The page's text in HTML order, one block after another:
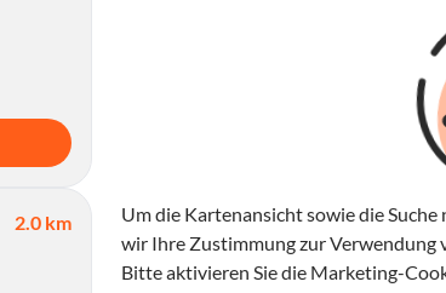
2.0 km
Um die Kartenansicht sowie die
wir Ihre Zustimmung zur Verwendung
Bitte aktivieren Sie die Marketing-